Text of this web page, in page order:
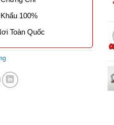
100%
Toàn Quốc